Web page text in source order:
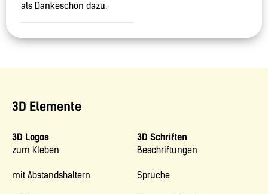
als Dankeschön dazu.
3D Elemente
3D Logos
zum Kleben
mit Abstandshaltern
3D Schriften
Beschriftungen
Sprüche